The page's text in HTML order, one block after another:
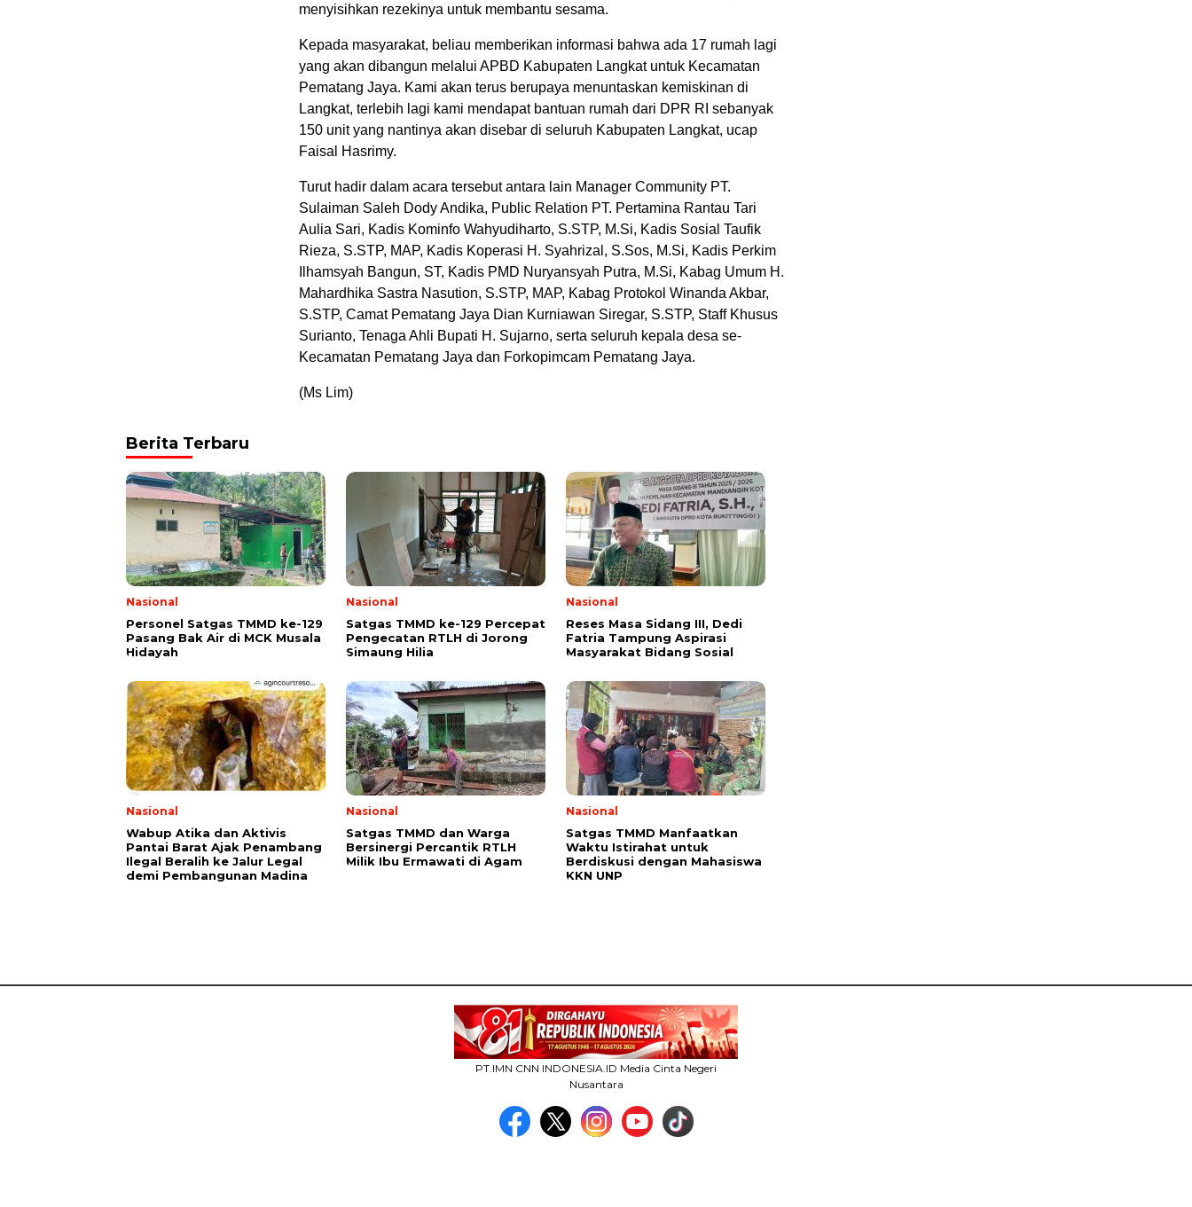
menyisihkan rezekinya untuk membantu sesama.
Kepada masyarakat, beliau memberikan informasi bahwa ada 17 rumah lagi
yang akan dibangun melalui APBD Kabupaten Langkat untuk Kecamatan
Pematang Jaya. Kami akan terus berupaya menuntaskan kemiskinan di
Langkat, terlebih lagi kami mendapat bantuan rumah dari DPR RI sebanyak
150 unit yang nantinya akan disebar di seluruh Kabupaten Langkat, ucap
Faisal Hasrimy.
Turut hadir dalam acara tersebut antara lain Manager Community PT.
Sulaiman Saleh Dody Andika, Public Relation PT. Pertamina Rantau Tari
Aulia Sari, Kadis Kominfo Wahyudiharto, S.STP, M.Si, Kadis Sosial Taufik
Rieza, S.STP, MAP, Kadis Koperasi H. Syahrizal, S.Sos, M.Si, Kadis Perkim
Ilhamsyah Bangun, ST, Kadis PMD Nuryansyah Putra, M.Si, Kabag Umum H.
Mahardhika Sastra Nasution, S.STP, MAP, Kabag Protokol Winanda Akbar,
S.STP, Camat Pematang Jaya Dian Kurniawan Siregar, S.STP, Staff Khusus
Surianto, Tenaga Ahli Bupati H. Sujarno, serta seluruh kepala desa se-
Kecamatan Pematang Jaya dan Forkopimcam Pematang Jaya.
(Ms Lim)
Berita Terbaru
Nasional
Personel Satgas TMMD ke-129
Pasang Bak Air di MCK Musala
Hidayah
Nasional
Satgas TMMD ke-129 Percepat
Pengecatan RTLH di Jorong
Simaung Hilia
Nasional
Reses Masa Sidang III, Dedi
Fatria Tampung Aspirasi
Masyarakat Bidang Sosial
Nasional
Wabup Atika dan Aktivis
Pantai Barat Ajak Penambang
Ilegal Beralih ke Jalur Legal
demi Pembangunan Madina
Nasional
Satgas TMMD dan Warga
Bersinergi Percantik RTLH
Milik Ibu Ermawati di Agam
Nasional
Satgas TMMD Manfaatkan
Waktu Istirahat untuk
Berdiskusi dengan Mahasiswa
KKN UNP
PT.IMN CNN INDONESIA.ID Media Cinta Negeri
Nusantara